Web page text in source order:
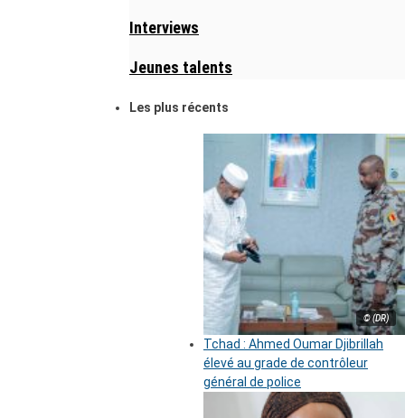
Interviews
Jeunes talents
Les plus récents
© (DR)
Tchad : Ahmed Oumar Djibrillah
élevé au grade de contrôleur
général de police